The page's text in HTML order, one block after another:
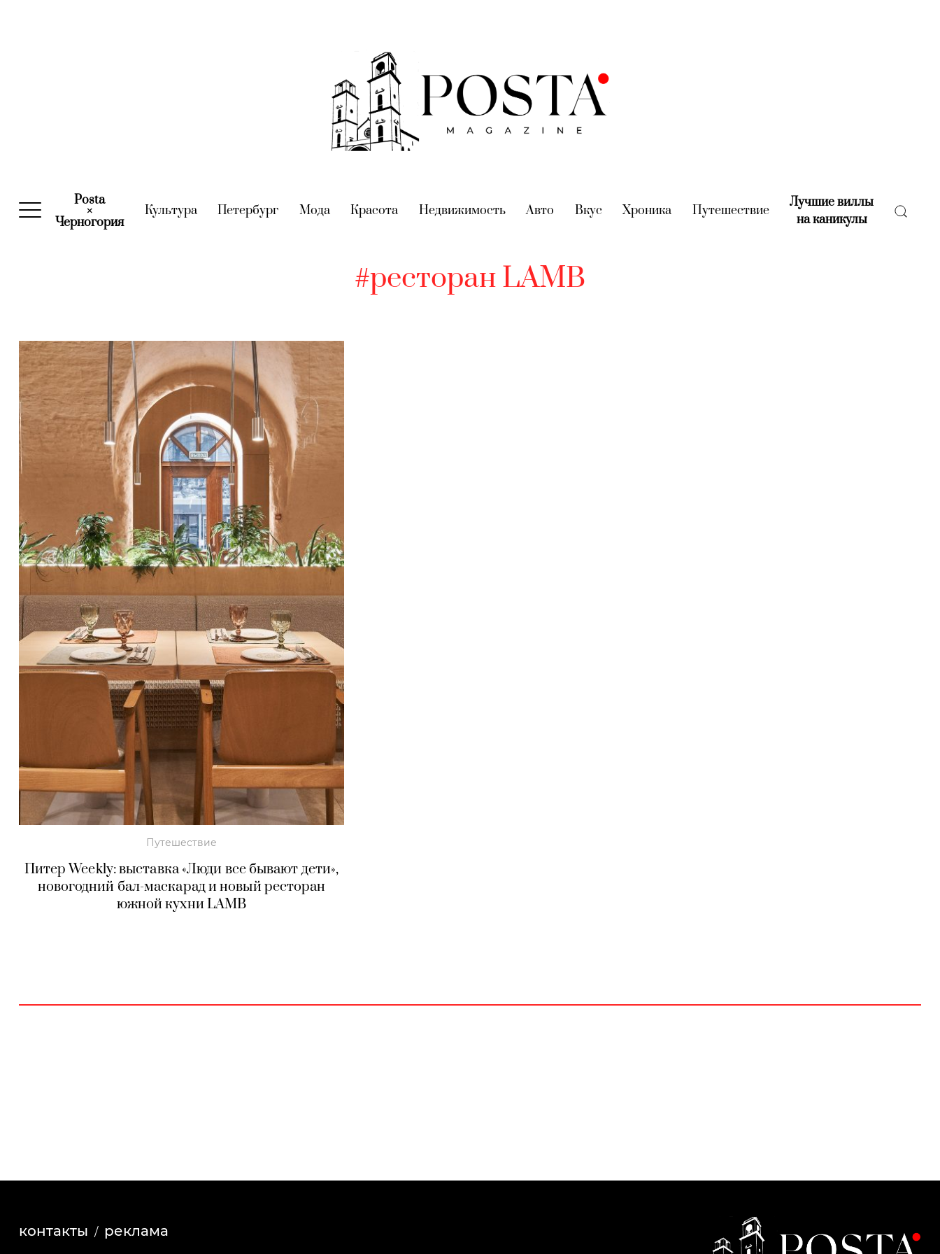
Posta
×
Черногория(current)
Культура(current)
Петербург (current)
Мода(current)
Красота (current)
Недвижимость(current)
Авто (current)
Вкус (current)
Хроника (current)
Путешествие(current)
Лучшие виллы
на каникулы(current)
#ресторан LAMB
Путешествие
Питер Weekly: выставка «Люди все бывают дети»,
новогодний бал-маскарад и новый ресторан
южной кухни LAMB
контакты реклама